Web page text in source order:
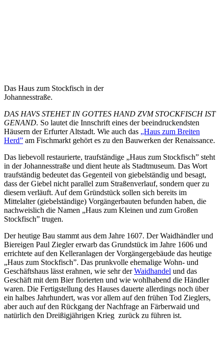
Das Haus zum Stockfisch in der
Johannesstraße.
DAS HAVS STEHET IN GOTTES HAND ZVM STOCKFISCH IST
GENAND. So lautet die Innschrift eines der beeindruckendsten
Häusern der Erfurter Altstadt. Wie auch das „Haus zum Breiten
Herd” am Fischmarkt gehört es zu den Bauwerken der Renaissance.
Das liebevoll restaurierte, traufständige „Haus zum Stockfisch” steht
in der Johannesstraße und dient heute als Stadtmuseum. Das Wort
traufständig bedeutet das Gegenteil von giebelständig und besagt,
dass der Giebel nicht parallel zum Straßenverlauf, sondern quer zu
diesem verläuft. Auf dem Gründstück sollen sich bereits im
Mittelalter (giebelständige) Vorgängerbauten befunden haben, die
nachweislich die Namen „Haus zum Kleinen und zum Großen
Stockfisch” trugen.
Der heutige Bau stammt aus dem Jahre 1607. Der Waidhändler und
Biereigen Paul Ziegler erwarb das Grundstück im Jahre 1606 und
errichtete auf den Kelleranlagen der Vorgängergebäude das heutige
„Haus zum Stockfisch”. Das prunkvolle ehemalige Wohn- und
Geschäftshaus lässt erahnen, wie sehr derWaidhandel und das
Geschäft mit dem Bier florierten und wie wohlhabend die Händler
waren. Die Fertigstellung des Hauses dauerte allerdings noch über
ein halbes Jahrhundert, was vor allem auf den frühen Tod Zieglers,
aber auch auf den Rückgang der Nachfrage an Färberwaid und
natürlich den Dreißigjährigen Krieg zurück zu führen ist.